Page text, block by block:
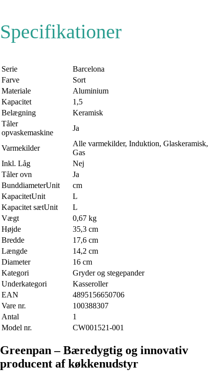
Specifikationer
Serie
Barcelona
Farve
Sort
Materiale
Aluminium
Kapacitet
1,5
Belægning
Keramisk
Tåler
opvaskemaskine
Ja
Varmekilder
Alle varmekilder, Induktion, Glaskeramisk,
Gas
Inkl. Låg
Nej
Tåler ovn
Ja
BunddiameterUnit
cm
KapacitetUnit
L
Kapacitet sætUnit
L
Vægt
0,67 kg
Højde
35,3 cm
Bredde
17,6 cm
Længde
14,2 cm
Diameter
16 cm
Kategori
Gryder og stegepander
Underkategori
Kasseroller
EAN
4895156650706
Vare nr.
100388307
Antal
1
Model nr.
CW001521-001
Greenpan – Bæredygtig og innovativ
producent af køkkenudstyr